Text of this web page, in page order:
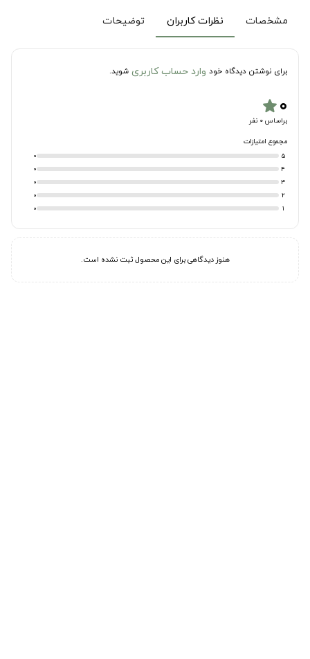
مشخصات نظرات کاربران توضیحات
برای نوشتن دیدگاه خود وارد حساب کاربری شوید.
۰star
براساس 0 نفر
مجموع امتیازات
5
0
4
0
3
0
2
0
1
0
هنوز دیدگاهی برای این محصول ثبت نشده است.